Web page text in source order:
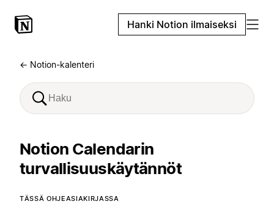
Hanki Notion ilmaiseksi
← Notion-kalenteri
Notion Calendarin
turvallisuuskäytännöt
TÄSSÄ OHJEASIAKIRJASSA